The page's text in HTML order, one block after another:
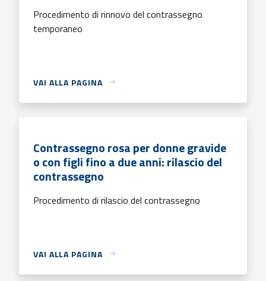
Procedimento di rinnovo del contrassegno
temporaneo
VAI ALLA PAGINA
Contrassegno rosa per donne gravide
o con figli fino a due anni: rilascio del
contrassegno
Procedimento di rilascio del contrassegno
VAI ALLA PAGINA